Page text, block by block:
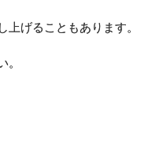
上げることもあります。